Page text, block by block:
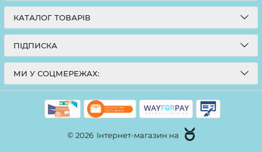
КАТАЛОГ ТОВАРІВ
ПІДПИСКА
МИ У СОЦМЕРЕЖАХ:
© 2026 Інтернет-магазин на